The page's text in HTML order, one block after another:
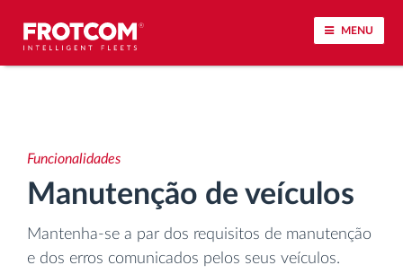
MENU
Monitorização dos tempos de condução
Funcionalidades
Manutenção de veículos
Mantenha-se a par dos requisitos de manutenção
e dos erros comunicados pelos seus veículos.